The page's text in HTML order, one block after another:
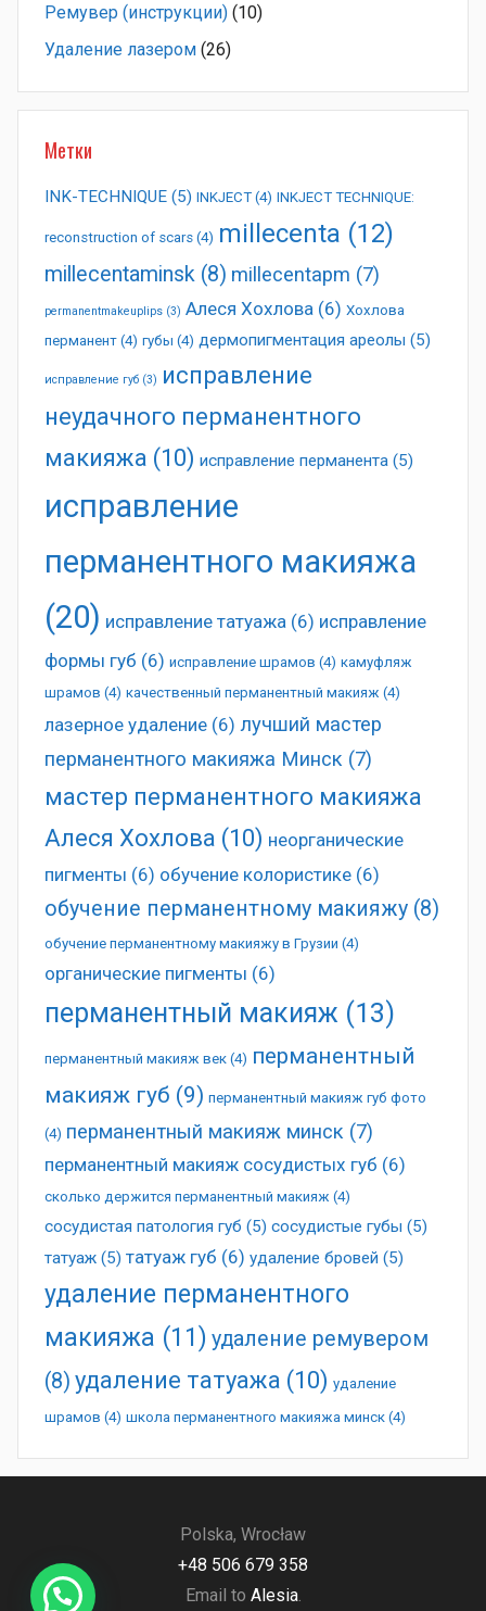
Ремувер (инструкции) (10)
Удаление лазером (26)
Метки
INK-TECHNIQUE (5) INKJECT (4) INKJECT TECHNIQUE:
reconstruction of scars (4) millecenta (12)
millecentaminsk (8) millecentapm (7)
permanentmakeuplips (3) Алеся Хохлова (6) Хохлова
перманент (4) губы (4) дермопигментация ареолы (5)
исправление губ (3) исправление
неудачного перманентного
макияжа (10) исправление перманента (5)
исправление
перманентного макияжа
(20) исправление татуажа (6) исправление
формы губ (6) исправление шрамов (4) камуфляж
шрамов (4) качественный перманентный макияж (4)
лазерное удаление (6) лучший мастер
перманентного макияжа Минск (7)
мастер перманентного макияжа
Алеся Хохлова (10) неорганические
пигменты (6) обучение колористике (6)
обучение перманентному макияжу (8)
обучение перманентному макияжу в Грузии (4)
органические пигменты (6)
перманентный макияж (13)
перманентный макияж век (4) перманентный
макияж губ (9) перманентный макияж губ фото
(4) перманентный макияж минск (7)
перманентный макияж сосудистых губ (6)
сколько держится перманентный макияж (4)
сосудистая патология губ (5) сосудистые губы (5)
татуаж (5) татуаж губ (6) удаление бровей (5)
удаление перманентного
макияжа (11) удаление ремувером
(8) удаление татуажа (10) удаление
шрамов (4) школа перманентного макияжа минск (4)
Polska, Wrocław
+48 506 679 358
Email to Alesia.